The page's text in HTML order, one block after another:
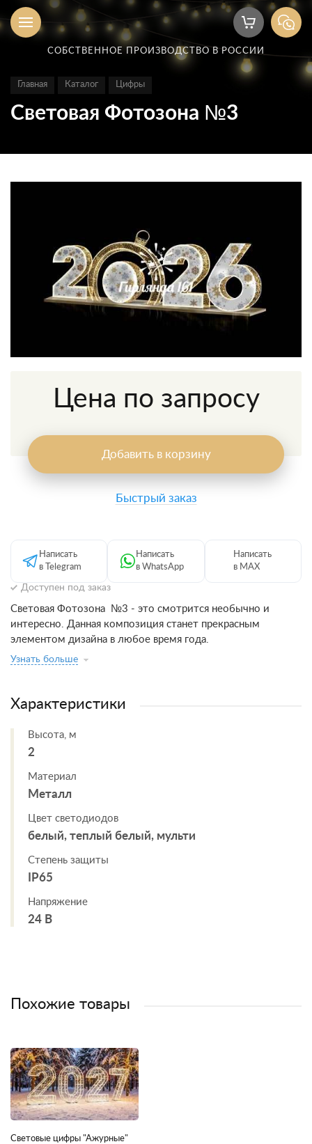
СОБСТВЕННОЕ ПРОИЗВОДСТВО В РОССИИ
Главная Каталог Цифры
Световая Фотозона №3
Доступен под заказ
Световая Фотозона №3 - это смотрится необычно и
интересно. Данная композиция станет прекрасным
элементом дизайна в любое время года.
Узнать больше
Цена по запросу
Добавить в корзину
Быстрый заказ
Написать
в Telegram
Написать
в WhatsApp
Написать
в MAX
Характеристики
Высота, м
2
Материал
Металл
Цвет светодиодов
белый, теплый белый, мульти
Степень защиты
IP65
Напряжение
24 В
Похожие товары
Световые цифры "Ажурные"